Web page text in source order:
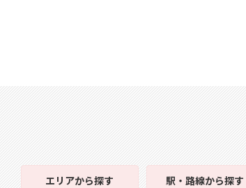
エリアから探す 駅・路線から探す